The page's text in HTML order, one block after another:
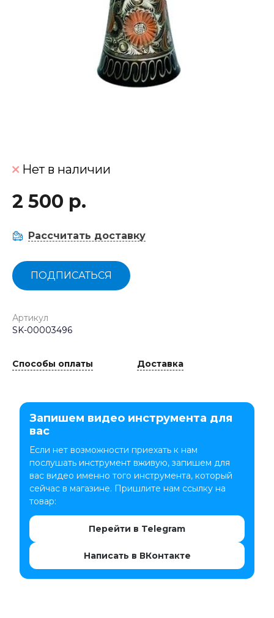
Нет в наличии
2 500 р.
Рассчитать доставку
ПОДПИСАТЬСЯ
Артикул
SK-00003496
Способы оплаты Доставка
Запишем видео инструмента для
вас
Если нет возможности приехать к нам
послушать инструмент вживую, запишем для
вас видео именно того инструмента, который
сейчас в магазине. Пришлите нам ссылку на
товар:
Перейти в Telegram
Написать в ВКонтакте